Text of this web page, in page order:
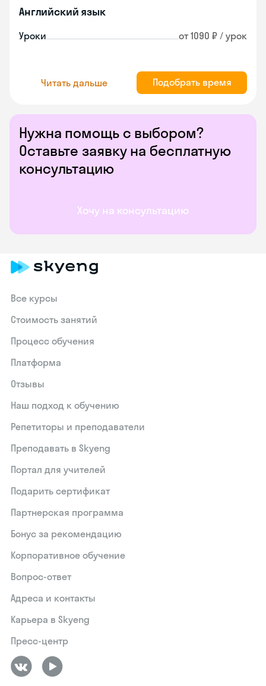
Нужна помощь с выбором?
Оставьте заявку на бесплатную
консультацию
Хочу на консультацию
Английский язык
Уроки от 1090 ₽ / урок
Читать дальше Подобрать время
Все курсы
Стоимость занятий
Процесс обучения
Платформа
Отзывы
Наш подход к обучению
Репетиторы и преподаватели
Преподавать в Skyeng
Портал для учителей
Подарить сертификат
Партнерская программа
Бонус за рекомендацию
Корпоративное обучение
Вопрос-ответ
Адреса и контакты
Карьера в Skyeng
Пресс-центр